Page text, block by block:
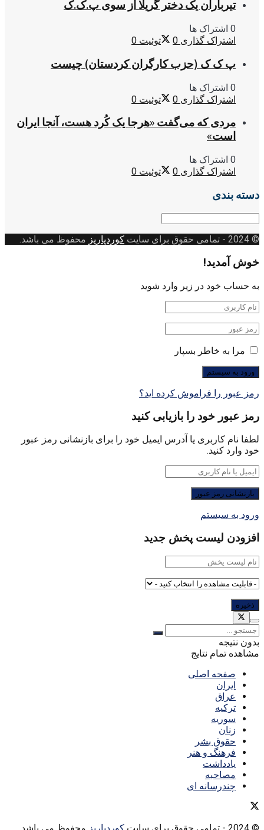
تیرباران یک دختر گریلا از سوی پ.ک.ک
0 اشتراک ها
اشتراک گذاری 0 توئیت 0
پ ک ک (حزب کارگران کردستان) چیست
0 اشتراک ها
اشتراک گذاری 0 توئیت 0
مردی که می‌گفت «هرجا یک کُرد هست، آنجا ایران
است»
0 اشتراک ها
اشتراک گذاری 0 توئیت 0
دسته بندی
© 2024
- تمامی حقوق برای سایت کوردپاریز محفوظ می باشد.
خوش آمدید!
به حساب خود در زیر وارد شوید
مرا به خاطر بسپار
رمز عبور را فراموش کرده اید؟
رمز عبور خود را بازیابی کنید
لطفا نام کاربری یا آدرس ایمیل خود را برای بازنشانی رمز عبور
خود وارد کنید.
ورود به سیستم
افزودن لیست پخش جدید
بدون نتیجه
مشاهده تمام نتایج
صفحه اصلی
ایران
عراق
ترکیه
سوریه
زنان
حقوق بشر
فرهنگ و هنر
یادداشت
مصاحبه
چندرسانه ای